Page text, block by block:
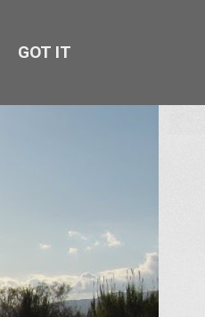
GOT IT